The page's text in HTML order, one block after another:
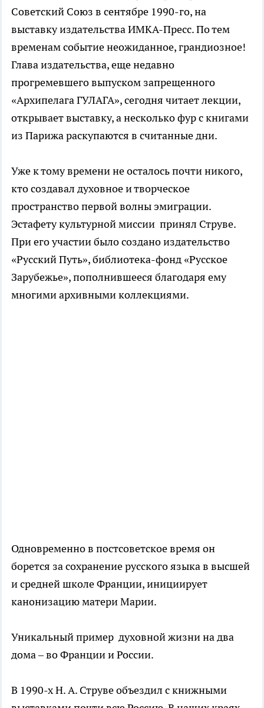
Советский Союз в сентябре 1990-го, на
выставку издательства ИМКА-Пресс. По тем
временам событие неожиданное, грандиозное!
Глава издательства, еще недавно
прогремевшего выпуском запрещенного
«Архипелага ГУЛАГА», сегодня читает лекции,
открывает выставку, а несколько фур с книгами
из Парижа раскупаются в считанные дни.
Уже к тому времени не осталось почти никого,
кто создавал духовное и творческое
пространство первой волны эмиграции.
Эстафету культурной миссии принял Струве.
При его участии было создано издательство
«Русский Путь», библиотека-фонд «Русское
Зарубежье», пополнившееся благодаря ему
многими архивными коллекциями.
Одновременно в постсоветское время он
борется за сохранение русского языка в высшей
и средней школе Франции, инициирует
канонизацию матери Марии.
Уникальный пример духовной жизни на два
дома – во Франции и России.
В 1990-х Н. А. Струве объездил с книжными